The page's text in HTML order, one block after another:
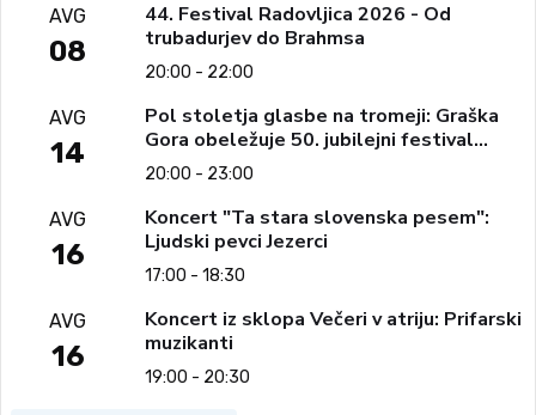
AVG
08
44. Festival Radovljica 2026 - Od
trubadurjev do Brahmsa
20:00 - 22:00
AVG
14
Pol stoletja glasbe na tromeji: Graška
Gora obeležuje 50. jubilejni festival
narodno-zabavne glasbe
20:00 - 23:00
AVG
16
Koncert "Ta stara slovenska pesem":
Ljudski pevci Jezerci
17:00 - 18:30
AVG
16
Koncert iz sklopa Večeri v atriju: Prifarski
muzikanti
19:00 - 20:30